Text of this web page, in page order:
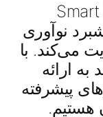
نوآوری
می‌کند. با
ارائه
پیشرفته
هستیم.